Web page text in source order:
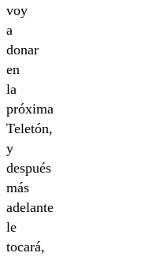
voy
a
donar
en
la
próxima
Teletón,
y
después
más
adelante
le
tocará,